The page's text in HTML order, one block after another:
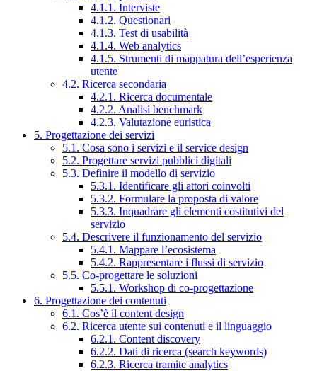
4.1.1. Interviste
4.1.2. Questionari
4.1.3. Test di usabilità
4.1.4. Web analytics
4.1.5. Strumenti di mappatura dell’esperienza
utente
4.2. Ricerca secondaria
4.2.1. Ricerca documentale
4.2.2. Analisi benchmark
4.2.3. Valutazione euristica
5. Progettazione dei servizi
5.1. Cosa sono i servizi e il service design
5.2. Progettare servizi pubblici digitali
5.3. Definire il modello di servizio
5.3.1. Identificare gli attori coinvolti
5.3.2. Formulare la proposta di valore
5.3.3. Inquadrare gli elementi costitutivi del
servizio
5.4. Descrivere il funzionamento del servizio
5.4.1. Mappare l’ecosistema
5.4.2. Rappresentare i flussi di servizio
5.5. Co-progettare le soluzioni
5.5.1. Workshop di co-progettazione
6. Progettazione dei contenuti
6.1. Cos’è il content design
6.2. Ricerca utente sui contenuti e il linguaggio
6.2.1. Content discovery
6.2.2. Dati di ricerca (search keywords)
6.2.3. Ricerca tramite analytics